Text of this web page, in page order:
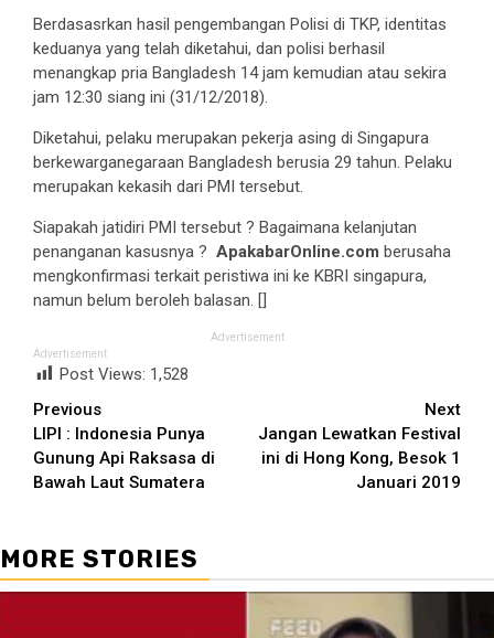
Berdasasrkan hasil pengembangan Polisi di TKP, identitas
keduanya yang telah diketahui, dan polisi berhasil
menangkap pria Bangladesh 14 jam kemudian atau sekira
jam 12:30 siang ini (31/12/2018).
Diketahui, pelaku merupakan pekerja asing di Singapura
berkewarganegaraan Bangladesh berusia 29 tahun. Pelaku
merupakan kekasih dari PMI tersebut.
Siapakah jatidiri PMI tersebut ? Bagaimana kelanjutan
penanganan kasusnya ? ApakabarOnline.com berusaha
mengkonfirmasi terkait peristiwa ini ke KBRI singapura,
namun belum beroleh balasan. []
Advertisement
Advertisement
Post Views: 1,528
Continue
Reading
Previous
LIPI : Indonesia Punya
Gunung Api Raksasa di
Bawah Laut Sumatera
Next
Jangan Lewatkan Festival
ini di Hong Kong, Besok 1
Januari 2019
MORE STORIES